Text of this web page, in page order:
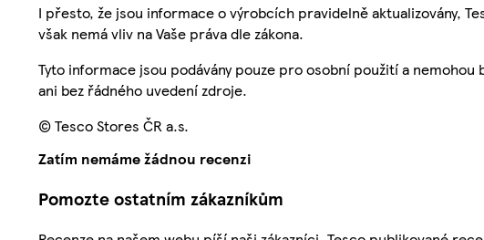
I přesto, že jsou informace o výrobcích pravidelně aktualizovány,
však nemá vliv na Vaše práva dle zákona.
Tyto informace jsou podávány pouze pro osobní použití a
ani bez řádného uvedení zdroje.
© Tesco Stores ČR a.s.
Zatím nemáme žádnou recenzi
Pomozte ostatním zákazníkům